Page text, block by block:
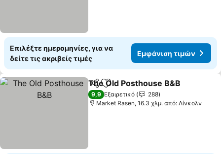
Επιλέξτε ημερομηνίες, για να
δείτε τις ακριβείς τιμές
Εμφάνιση τιμών
Κοινοποίηση
Προσθήκη στα αγαπημένα
The Old Posthouse B&B
9,9 Εξαιρετικό
288
Market Rasen, 16.3 χλμ. από: Λίνκολν